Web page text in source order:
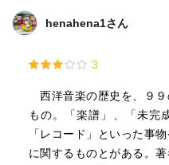
henahena1さん
3
西洋音楽の歴史を、９９
もの。「楽譜」、「未完
「レコード」といった事
に関するものとがある。